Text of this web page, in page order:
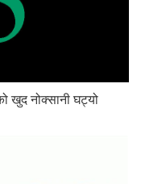
खुद नोक्सानी घट्यो